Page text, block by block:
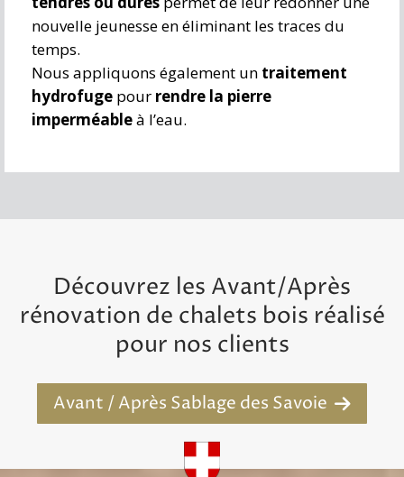
nouvelle jeunesse en éliminant les traces du
temps.
Nous appliquons également un traitement
hydrofuge pour rendre la pierre
imperméableà l’eau.
Découvrez les Avant/Après
rénovation de chalets bois réalisé
pour nos clients
Avant / Après Sablage des Savoie